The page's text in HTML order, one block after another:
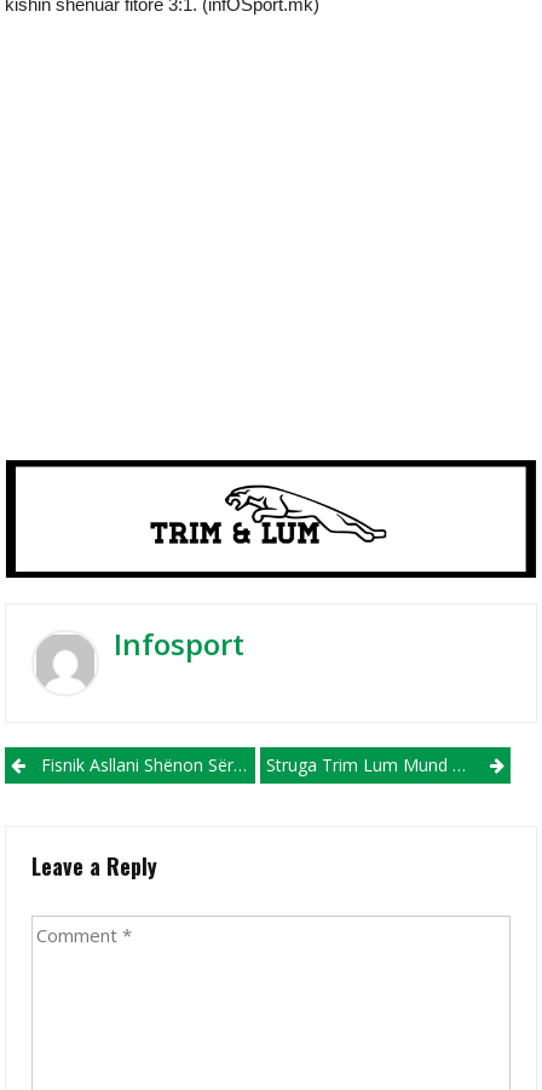
kishin shënuar fitore 3:1. (infOSport.mk)
Infosport
Post navigation
Fisnik Asllani Shënon Sërish Në Bundesligë Struga Trim Lum Mund FC Shkupin Dhe Rikthehet Në Krye Të Renditjes Para Vardarit!
Leave a Reply